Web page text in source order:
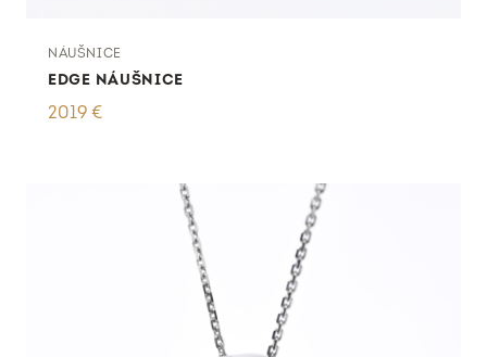
NÁUŠNICE
EDGE NÁUŠNICE
2019 €